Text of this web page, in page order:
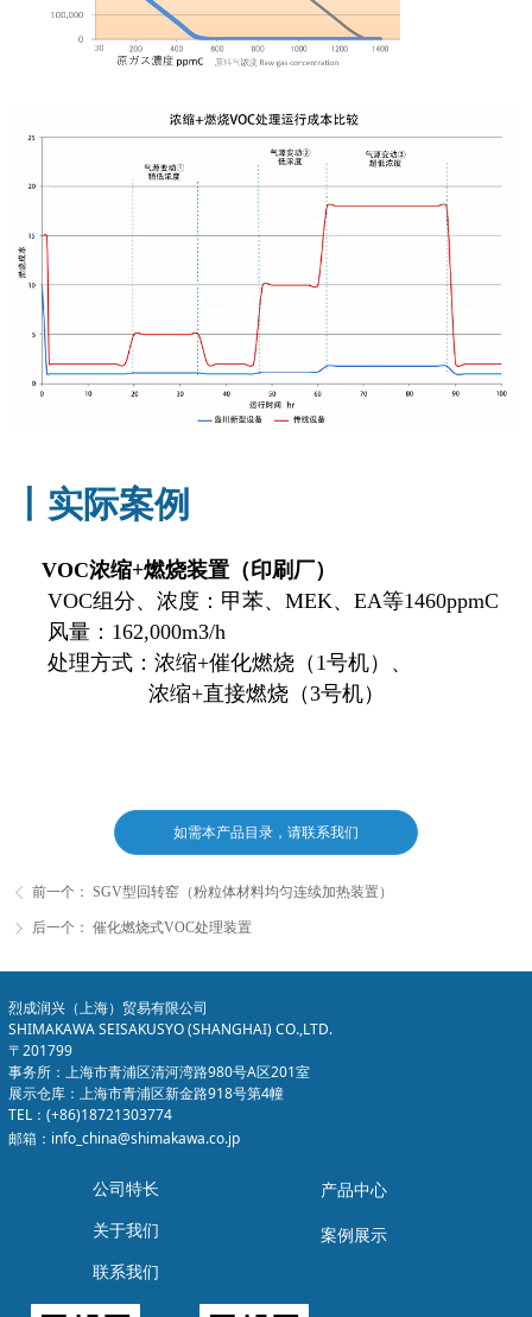
ꁕ 后一个： 催化燃烧式VOC处理装置
ꁣ 前一个： SGV型回转窑（粉粒体材料均匀连续加热装置）
丨实际案例
VOC浓缩+燃烧装置（印刷厂）
VOC组分、浓度：甲苯、MEK、EA等1460ppmC
风量：162,000m3/h
处理方式：浓缩+催化燃烧（1号机）、
浓缩+直接燃烧（3号机）
如需本产品目录，请联系我们
烈成润兴（上海）贸易有限公司
SHIMAKAWA SEISAKUSYO (SHANGHAI) CO.,LTD.
〒201799
事务所：上海市青浦区清河湾路980号A区201室
展示仓库：上海市青浦区新金路918号第4幢
TEL：(+86)18721303774
邮箱：info_china@shimakawa.co.jp
公司特长
关于我们
联系我们
产品中心
案例展示